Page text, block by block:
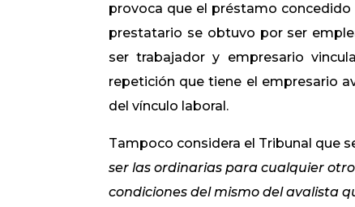
provoca que el préstamo
prestatario se obtuvo por ser
ser trabajador y empresario
repetición que tiene el empresario
del vínculo laboral.
Tampoco considera el Tribunal que
ser las ordinarias para cualquier
condiciones del mismo del avalista